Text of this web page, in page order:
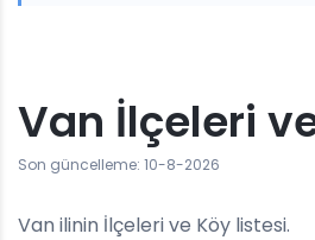
Van İlçeleri
Son güncelleme: 10-8-2026
Van ilinin İlçeleri ve Köy listesi.